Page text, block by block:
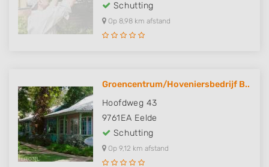
Schutting
Op 8,98 km afstand
Groencentrum/Hoveniersbedrijf B..
Hoofdweg 43
9761EA Eelde
Schutting
Op 9,12 km afstand